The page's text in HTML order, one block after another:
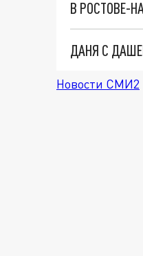
В РОСТОВЕ-
ДАНЯ С
Новости СМИ2